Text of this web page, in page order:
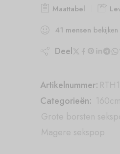
Maattabel
41 mensen
Deel
Artikelnummer:
Categorieën:
Grote borsten
Magere sekspop